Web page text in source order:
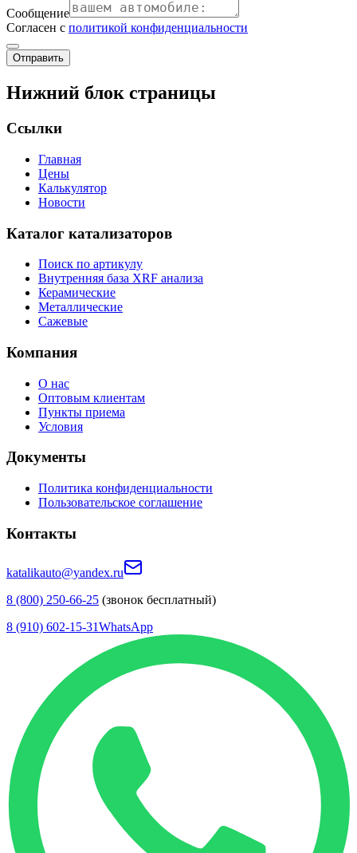
Сообщение
Согласен с политикой конфиденциальности
Отправить
Нижний блок страницы
Ссылки
Главная
Цены
Калькулятор
Новости
Каталог катализаторов
Поиск по артикулу
Внутренняя база XRF анализа
Керамические
Металлические
Сажевые
Компания
О нас
Оптовым клиентам
Пункты приема
Условия
Документы
Политика конфиденциальности
Пользовательское соглашение
Контакты
katalikauto@yandex.ru
8 (800) 250-66-25 (звонок бесплатный)
8 (910) 602-15-31WhatsApp